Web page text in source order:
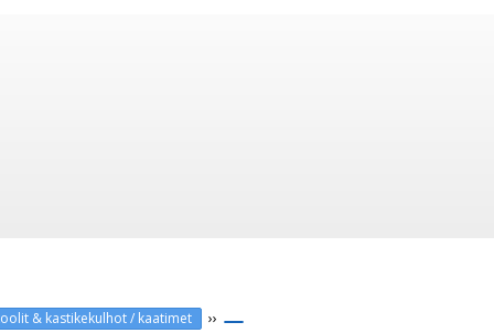
& kastikekulhot / kaatimet ››